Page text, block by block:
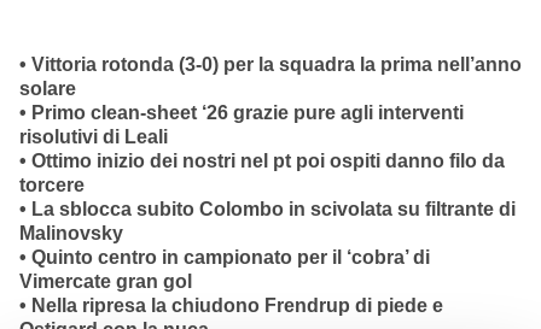
• Vittoria rotonda (3-0) per la squadra la prima nell’anno
solare
• Primo clean-sheet ‘26 grazie pure agli interventi
risolutivi di Leali
• Ottimo inizio dei nostri nel pt poi ospiti danno filo da
torcere
• La sblocca subito Colombo in scivolata su filtrante di
Malinovsky
• Quinto centro in campionato per il ‘cobra’ di
Vimercate gran gol
• Nella ripresa la chiudono Frendrup di piede e